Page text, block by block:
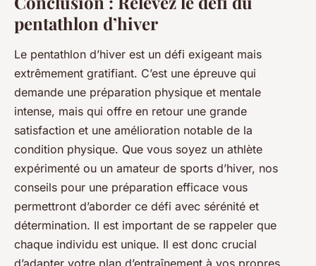
pentathlon d’hiver
Le pentathlon d’hiver est un défi exigeant mais
extrêmement gratifiant. C’est une épreuve qui
demande une préparation physique et mentale
intense, mais qui offre en retour une grande
satisfaction et une amélioration notable de la
condition physique. Que vous soyez un athlète
expérimenté ou un amateur de sports d’hiver, nos
conseils pour une préparation efficace vous
permettront d’aborder ce défi avec sérénité et
détermination. Il est important de se rappeler que
chaque individu est unique. Il est donc crucial
d’adapter votre plan d’entraînement à vos propres